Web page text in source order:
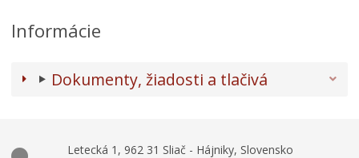
Informácie
Dokumenty, žiadosti a tlačivá
Letecká 1, 962 31 Sliač - Hájniky, Slovensko